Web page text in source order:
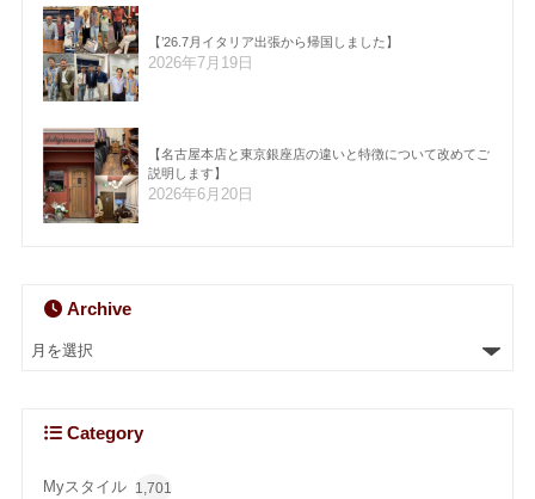
【’26.7月イタリア出張から帰国しました】
2026年7月19日
【名古屋本店と東京銀座店の違いと特徴について改めてご
説明します】
2026年6月20日
Archive
Category
Myスタイル 1,701